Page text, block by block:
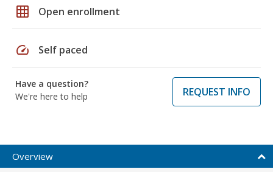
grid_on Open enrollment
speed Self paced
Have a question?
We're here to help
REQUEST INFO
Overview